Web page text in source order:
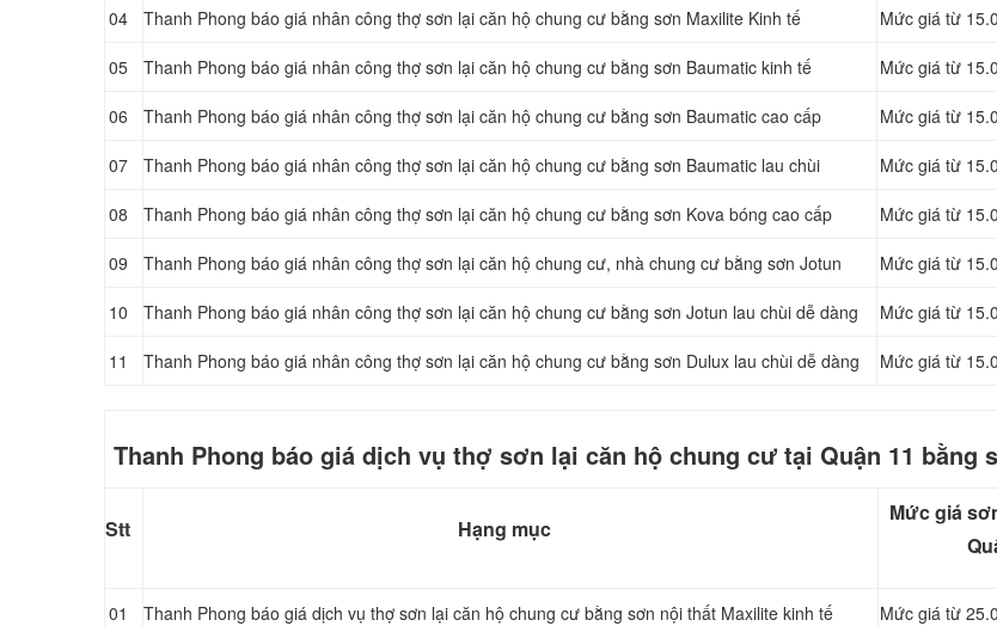
04 Thanh Phong báo giá nhân công thợ sơn lại căn hộ chung cư bằng sơn Maxilite Kinh tế Mức giá từ
05 Thanh Phong báo giá nhân công thợ sơn lại căn hộ chung cư bằng sơn Baumatic kinh tế Mức giá từ
06 Thanh Phong báo giá nhân công thợ sơn lại căn hộ chung cư bằng sơn Baumatic cao cấp Mức giá từ
07 Thanh Phong báo giá nhân công thợ sơn lại căn hộ chung cư bằng sơn Baumatic lau chùi Mức giá từ
08 Thanh Phong báo giá nhân công thợ sơn lại căn hộ chung cư bằng sơn Kova bóng cao cấp Mức giá từ
09 Thanh Phong báo giá nhân công thợ sơn lại căn hộ chung cư, nhà chung cư bằng sơn Jotun Mức giá từ
10 Thanh Phong báo giá nhân công thợ sơn lại căn hộ chung cư bằng sơn Jotun lau chùi dễ dàng Mức giá từ
11 Thanh Phong báo giá nhân công thợ sơn lại căn hộ chung cư bằng sơn Dulux lau chùi dễ dàng Mức giá từ
Thanh Phong báo giá dịch vụ thợ sơn lại căn hộ chung cư tại Quận 11 bằng
Stt Hạng mục
Mức giá
01 Thanh Phong báo giá dịch vụ thợ sơn lại căn hộ chung cư bằng sơn nội thất Maxilite kinh tế Mức giá từ